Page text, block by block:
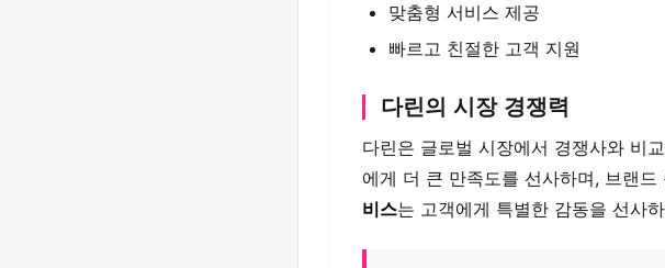
맞춤형 서비스 제공
빠르고 친절한 고객 지원
다린의 시장 경쟁력
다린은 글로벌 시장에서 경쟁사와 비
에게 더 큰 만족도를 선사하며, 브랜
비스는 고객에게 특별한 감동을 선사